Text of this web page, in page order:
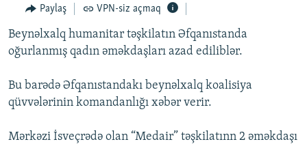
FƏRQƏ BAX
QANUNI DOĞRU
ARAŞDIRMA
MULTIMEDIA
VIDEO
FOTOQALEREYA
RADIO ARXIV
OXU ZALI
HAQQIMIZDA
Paylaş VPN-siz açmaq
Beynəlxalq humanitar təşkilatın Əfqanıstanda
oğurlanmış qadın əməkdaşları azad ediliblər.
Bu barədə Əfqanıstandakı beynəlxalq koalisiya
qüvvələrinin komandanlığı xəbər verir.
Mərkəzi İsveçrədə olan “Medair” təşkilatınn 2 əməkdaşı